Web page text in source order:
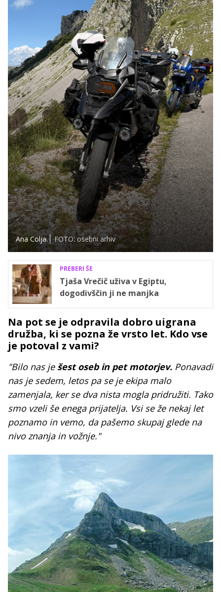
Ana Colja. FOTO: osebni arhiv
PREBERI ŠE
Tjaša Vrečič uživa v Egiptu,
dogodivščin ji ne manjka
Na pot se je odpravila dobro uigrana
družba, ki se pozna že vrsto let. Kdo vse
je potoval z vami?
"Bilo nas ješest oseb in pet motorjev. Ponavadi
nas je sedem, letos pa se je ekipa malo
zamenjala, ker se dva nista mogla pridružiti. Tako
smo vzeli še enega prijatelja. Vsi se že nekaj let
poznamo in vemo, da pašemo skupaj glede na
nivo znanja in vožnje."